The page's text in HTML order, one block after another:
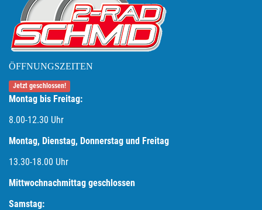
ÖFFNUNGSZEITEN
Jetzt geschlossen!
Montag bis Freitag:
8.00-12.30 Uhr
Montag, Dienstag, Donnerstag und Freitag
13.30-18.00 Uhr
Mittwochnachmittag geschlossen
Samstag: